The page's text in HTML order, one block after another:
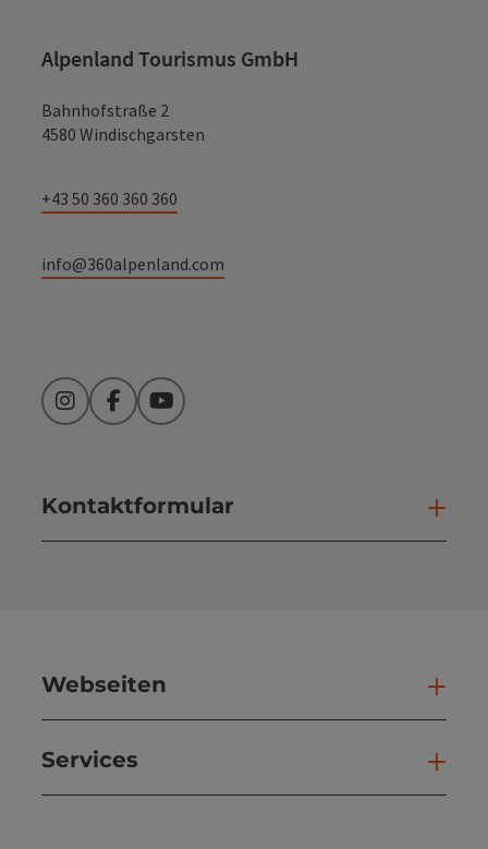
Alpenland Tourismus GmbH
Bahnhofstraße 2
4580 Windischgarsten
+43 50 360 360 360
info@360alpenland.com
InstagramFacebookYouTube
Kontaktformular
Webseiten
Services